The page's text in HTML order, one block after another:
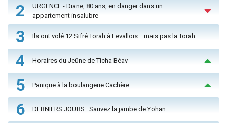
2
URGENCE - Diane, 80 ans, en danger dans un
appartement insalubre
3 Ils ont volé 12 Sifré Torah à Levallois… mais pas la Torah
4 Horaires du Jeûne de Ticha Béav
5 Panique à la boulangerie Cachère
6 DERNIERS JOURS : Sauvez la jambe de Yohan